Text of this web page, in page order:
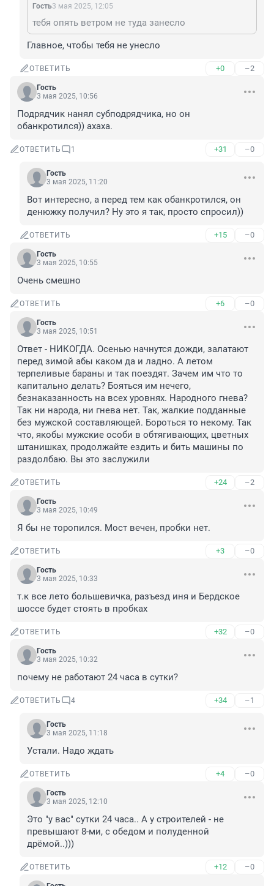
Гость3 мая 2025, 12:05
тебя опять ветром не туда занесло
Главное, чтобы тебя не унесло
ОТВЕТИТЬ +0 –2
Гость
3 мая 2025, 10:56
Подрядчик нанял субподрядчика, но он
обанкротился)) ахаха.
ОТВЕТИТЬ 1 +31 –0
Гость
3 мая 2025, 11:20
Вот интересно, а перед тем как обанкротился, он
денюжку получил? Ну это я так, просто спросил))
ОТВЕТИТЬ +15 –0
Гость
3 мая 2025, 10:55
Очень смешно
ОТВЕТИТЬ +6 –0
Гость
3 мая 2025, 10:51
Ответ - НИКОГДА. Осенью начнутся дожди, залатают
перед зимой абы каком да и ладно. А летом
терпеливые бараны и так поездят. Зачем им что то
капитально делать? Бояться им нечего,
безнаказанность на всех уровнях. Народного гнева?
Так ни народа, ни гнева нет. Так, жалкие подданные
без мужской составляющей. Бороться то некому. Так
что, якобы мужские особи в обтягивающих, цветных
штанишках, продолжайте ездить и бить машины по
раздолбаю. Вы это заслужили
ОТВЕТИТЬ +24 –2
Гость
3 мая 2025, 10:49
Я бы не торопился. Мост вечен, пробки нет.
ОТВЕТИТЬ +3 –0
Гость
3 мая 2025, 10:33
т.к все лето большевичка, разъезд иня и Бердское
шоссе будет стоять в пробках
ОТВЕТИТЬ +32 –0
Гость
3 мая 2025, 10:32
почему не работают 24 часа в сутки?
ОТВЕТИТЬ 4 +34 –1
Гость
3 мая 2025, 11:18
Устали. Надо ждать
ОТВЕТИТЬ +4 –0
Гость
3 мая 2025, 12:10
Это "у вас" сутки 24 часа.. А у строителей - не
превышают 8-ми, с обедом и полуденной
дрёмой..)))
ОТВЕТИТЬ +12 –0